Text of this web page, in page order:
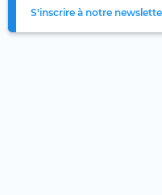
S'inscrire à notre